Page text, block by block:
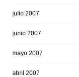
julio 2007
junio 2007
mayo 2007
abril 2007